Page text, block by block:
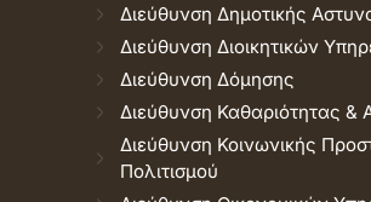
Διεύθυνση Δημοτικής
Διεύθυνση Διοικητικών
Διεύθυνση Δόμησης
Διεύθυνση Καθαριότητας &
Διεύθυνση Κοινωνικής
Πολιτισμού